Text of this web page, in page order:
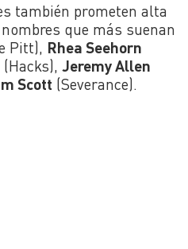
también prometen alta
que más suenan
Pitt), Rhea Seehorn
(Hacks), Jeremy Allen
Scott (Severance).